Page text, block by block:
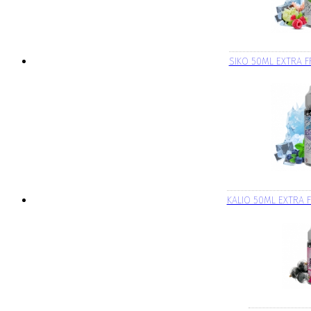
SIKO 50ML EXTRA
KALIO 50ML EXTRA